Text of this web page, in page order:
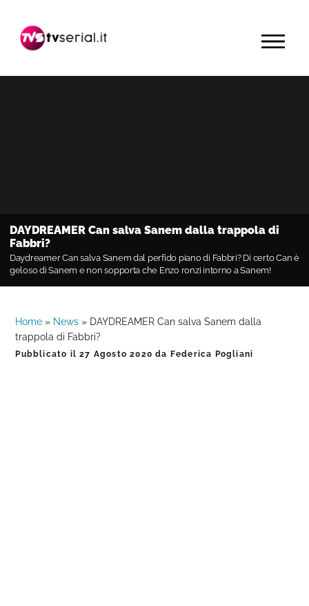
navigazione
contenuto
barra
primaria
MENU
DAYDREAMER Can salva Sanem dalla trappola di
Fabbri?
Daydreamer Can salva Sanem dal perfido piano di Fabbri? Di certo Can è
geloso di Sanem e non sopporta che Enzo ronzi intorno a Sanem!
Home » News » DAYDREAMER Can salva Sanem dalla
trappola di Fabbri?
Pubblicato il27 Agosto 2020 da Federica Pogliani